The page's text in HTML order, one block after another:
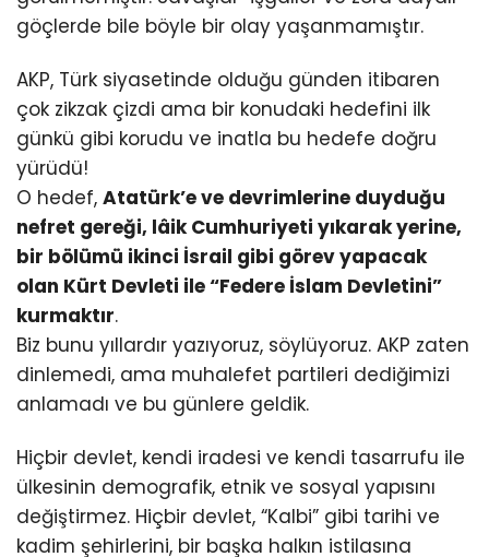
göçlerde bile böyle bir olay yaşanmamıştır.
AKP, Türk siyasetinde olduğu günden itibaren
çok zikzak çizdi ama bir konudaki hedefini ilk
günkü gibi korudu ve inatla bu hedefe doğru
yürüdü!
O hedef, Atatürk’e ve devrimlerine duyduğu
nefret gereği, lâik Cumhuriyeti yıkarak yerine,
bir bölümü ikinci İsrail gibi görev yapacak
olan Kürt Devleti ile “Federe İslam Devletini”
kurmaktır.
Biz bunu yıllardır yazıyoruz, söylüyoruz. AKP zaten
dinlemedi, ama muhalefet partileri dediğimizi
anlamadı ve bu günlere geldik.
Hiçbir devlet, kendi iradesi ve kendi tasarrufu ile
ülkesinin demografik, etnik ve sosyal yapısını
değiştirmez. Hiçbir devlet, “Kalbi” gibi tarihi ve
kadim şehirlerini, bir başka halkın istilasına